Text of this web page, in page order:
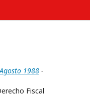
1988 -
Fiscal